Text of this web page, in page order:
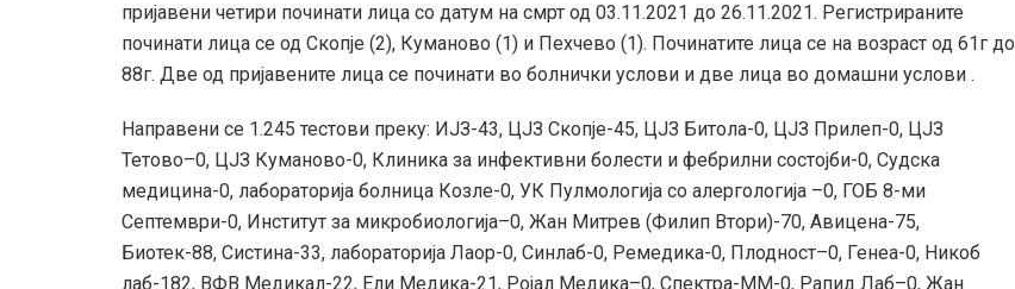
пријавени четири починати лица со датум на смрт од 03.11.2021 до 26.11.2021. Регистрираните
починати лица се од Скопје (2), Куманово (1) и Пехчево (1). Починатите лица се на возраст од 61г до
88г. Две од пријавените лица се починати во болнички услови и две лица во домашни услови .
Направени се 1.245 тестови преку: ИЈЗ-43, ЦЈЗ Скопје-45, ЦЈЗ Битола-0, ЦЈЗ Прилеп-0, ЦЈЗ
Тетово–0, ЦЈЗ Куманово-0, Клиника за инфективни болести и фебрилни состојби-0, Судска
медицина-0, лабораторија болница Козле-0, УК Пулмологија со алергологија –0, ГОБ 8-ми
Септември-0, Институт за микробиологија–0, Жан Митрев (Филип Втори)-70, Авицена-75,
Биотек-88, Систина-33, лабораторија Лаор-0, Синлаб-0, Ремедика-0, Плодност–0, Генеа-0, Никоб
лаб-182, ВФВ Медикал-22, Ели Медика-21, Ројал Медика–0, Спектра-ММ-0, Рапид Лаб–0, Жан